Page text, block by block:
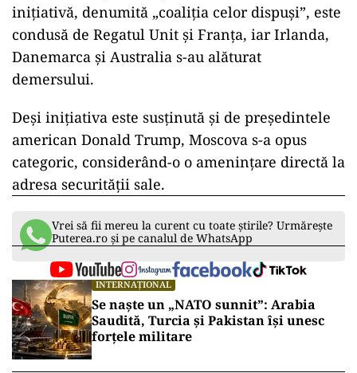
inițiativă, denumită „coaliția celor dispuși”, este
condusă de Regatul Unit și Franța, iar Irlanda,
Danemarca și Australia s-au alăturat
demersului.
Deși inițiativa este susținută și de președintele
american Donald Trump, Moscova s-a opus
categoric, considerând-o o amenințare directă la
adresa securității sale.
Vrei să fii mereu la curent cu toate știrile? Urmărește
Puterea.ro și pe canalul de WhatsApp
INTERNAȚIONAL
Se naște un „NATO sunnit”: Arabia
Saudită, Turcia și Pakistan își unesc
forțele militare